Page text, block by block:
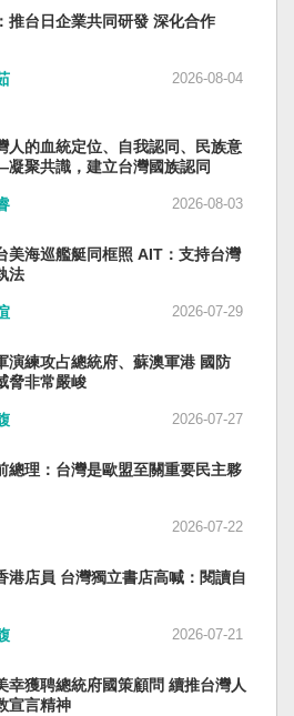
統部分，前廣西政府主席藍
主席王莉霞、前中國證監會
古黨委書記孫紹騁、前浙江
前應急管理部部長王祥喜、前
中央軍民融合辦常務副主任
常免職。 最新的河北黨書記
，應該是與德國之聲與紐約
外人士動態控制平台被登錄
為資深時事評論員）
推台日企業共同研發 深化合作
2026-08-04
人的血統定位、自我認同、民族意
聚共識，建立台灣國族認同
2026-08-03
美海巡艦艇同框照 AIT：支持台灣
法
2026-07-29
演練攻占總統府、蘇澳軍港 國防
脅非常嚴峻
2026-07-27
總理：台灣是歐盟至關重要民主夥
2026-07-22
港店員 台灣獨立書店高喊：閱讀自
2026-07-21
幸獲聘總統府國策顧問 續推台灣人
宣言精神